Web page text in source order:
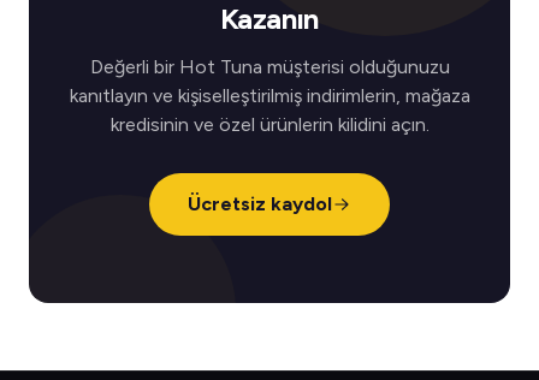
Kazanın
Değerli bir Hot Tuna müşterisi olduğunuzu
kanıtlayın ve kişiselleştirilmiş indirimlerin, mağaza
kredisinin ve özel ürünlerin kilidini açın.
Ücretsiz kaydol